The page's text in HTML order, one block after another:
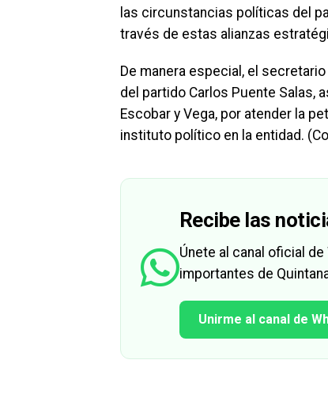
las circunstancias políticas del
través de estas alianzas
De manera especial, el
del partido Carlos Puente Salas,
Escobar y Vega, por atender la
instituto político en la entidad.
Recibe las
Únete al canal oficial
importantes de
Unirme al canal de